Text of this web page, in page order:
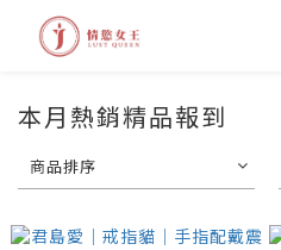
本月熱銷精品報到
商品排序